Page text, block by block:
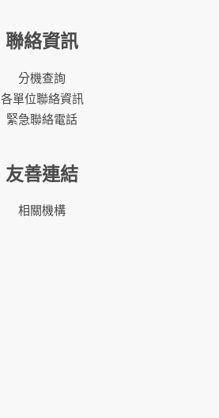
聯絡資訊
分機查詢
各單位聯絡資訊
緊急聯絡電話
友善連結
相關機構